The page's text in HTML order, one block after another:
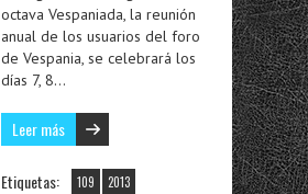
octava Vespaniada, la reunión
anual de los usuarios del foro
de Vespania, se celebrará los
días 7, 8…
Leer más
Etiquetas: 109
2013